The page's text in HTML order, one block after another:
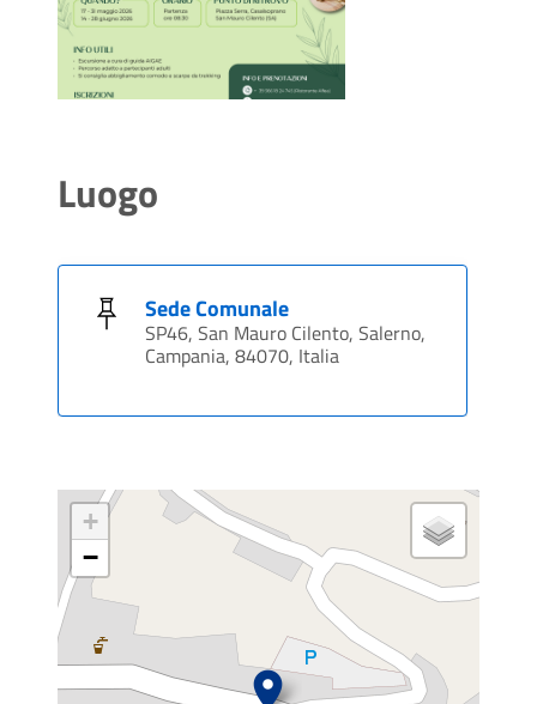
Luogo
Sede Comunale
SP46, San Mauro Cilento, Salerno,
Campania, 84070, Italia
+
−